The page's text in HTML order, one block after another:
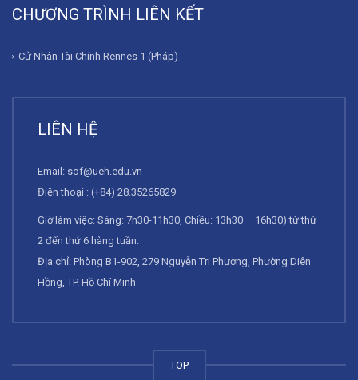
CHƯƠNG TRÌNH LIÊN KẾT
Cử Nhân Tài Chính Rennes 1 (Pháp)
LIÊN HỆ
Email: sof@ueh.edu.vn
Điện thoại : (+84) 28.35265829
Giờ làm việc: Sáng: 7h30-11h30, Chiều: 13h30 – 16h30) từ thứ
2 đến thứ 6 hàng tuần.
Địa chỉ: Phòng B1-902, 279 Nguyễn Tri Phương, Phường Diên
Hồng, TP. Hồ Chí Minh
TOP